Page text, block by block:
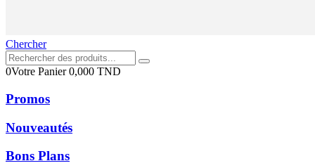
Chercher
0Votre Panier0,000 TND
Promos
Nouveautés
Bons Plans